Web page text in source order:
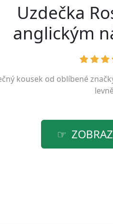
Uzdečka
anglickým
kousek od oblíbené